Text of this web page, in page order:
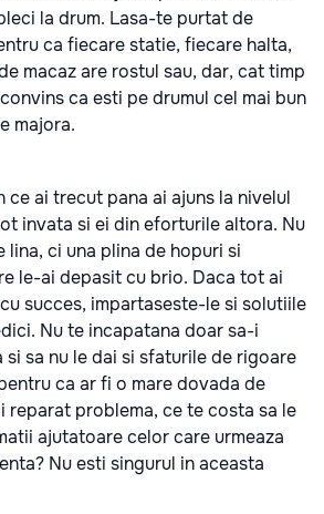
la drum. Lasa-te purtat de
ca fiecare statie, fiecare halta,
macaz are rostul sau, dar, cat timp
ca esti pe drumul cel mai bun
majora.
ce ai trecut pana ai ajuns la nivelul
invata si ei din eforturile altora. Nu
lina, ci una plina de hopuri si
le-ai depasit cu brio. Daca tot ai
succes, impartaseste-le si solutiile
Nu te incapatana doar sa-i
sa nu le dai si sfaturile de rigoare
ca ar fi o mare dovada de
reparat problema, ce te costa sa le
ajutatoare celor care urmeaza
Nu esti singurul in aceasta